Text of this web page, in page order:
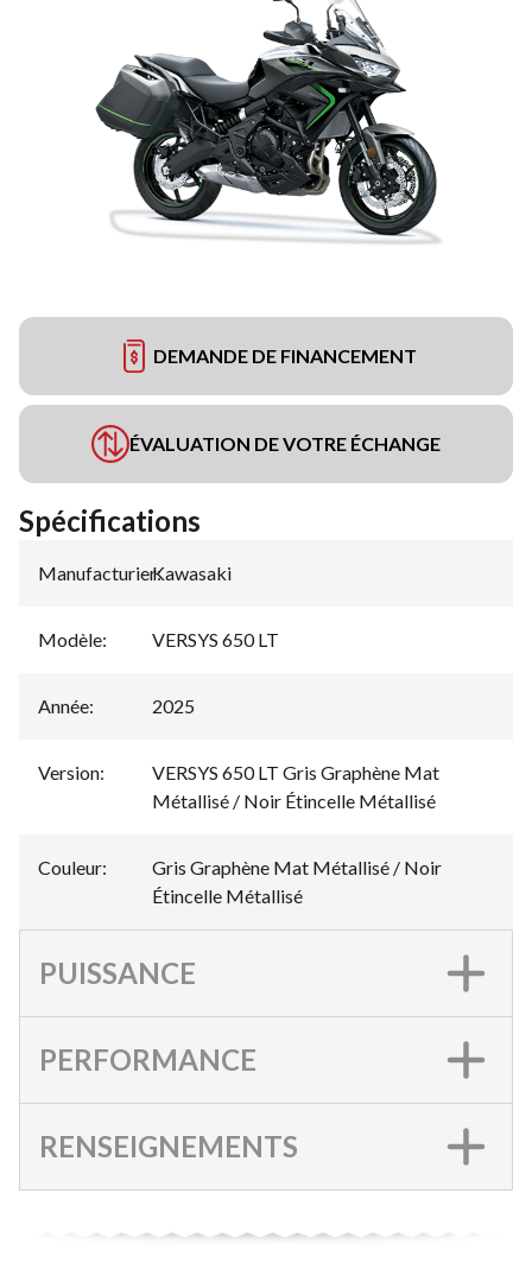
DEMANDE DE FINANCEMENT
ÉVALUATION DE VOTRE ÉCHANGE
Spécifications
Manufacturier:
Kawasaki
Modèle: VERSYS 650 LT
Année: 2025
Version:
VERSYS 650 LT Gris Graphène Mat
Métallisé / Noir Étincelle Métallisé
Couleur:
Gris Graphène Mat Métallisé / Noir
Étincelle Métallisé
PUISSANCE
PERFORMANCE
RENSEIGNEMENTS